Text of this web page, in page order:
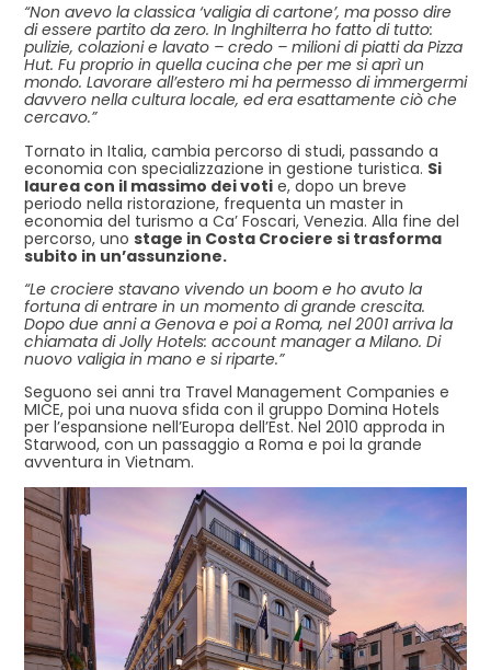
“Non avevo la classica ‘valigia di cartone’, ma posso dire
di essere partito da zero. In Inghilterra ho fatto di tutto:
pulizie, colazioni e lavato – credo – milioni di piatti da Pizza
Hut. Fu proprio in quella cucina che per me si aprì un
mondo. Lavorare all’estero mi ha permesso di immergermi
davvero nella cultura locale, ed era esattamente ciò che
cercavo.”
Tornato in Italia, cambia percorso di studi, passando a
economia con specializzazione in gestione turistica. Si
laurea con il massimo dei voti e, dopo un breve
periodo nella ristorazione, frequenta un master in
economia del turismo a Ca’ Foscari, Venezia. Alla fine del
percorso, uno stage in Costa Crociere si trasforma
subito in un’assunzione.
“Le crociere stavano vivendo un boom e ho avuto la
fortuna di entrare in un momento di grande crescita.
Dopo due anni a Genova e poi a Roma, nel 2001 arriva la
chiamata di Jolly Hotels: account manager a Milano. Di
nuovo valigia in mano e si riparte.”
Seguono sei anni tra Travel Management Companies e
MICE, poi una nuova sfida con il gruppo Domina Hotels
per l’espansione nell’Europa dell’Est. Nel 2010 approda in
Starwood, con un passaggio a Roma e poi la grande
avventura in Vietnam.